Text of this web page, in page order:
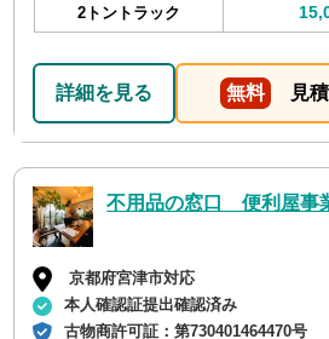
2トントラック
詳細を見る 無料 見積
不用品の窓口 便利屋事
京都府宮津市対応
本人確認証提出確認済み
古物商許可証：第730401464470号